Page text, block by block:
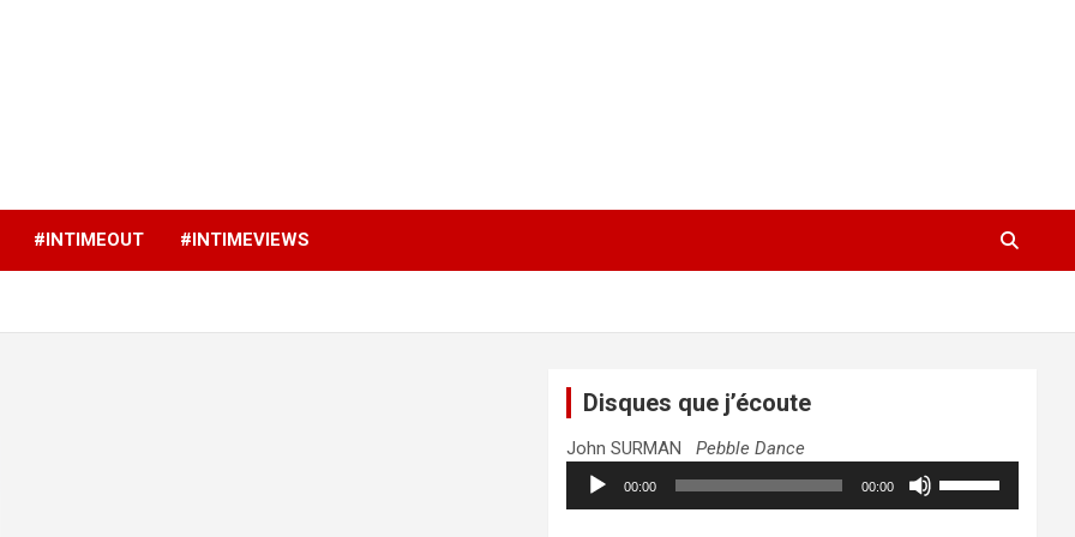
#INTIMEOUT #INTIMEVIEWS
Disques que j’écoute
John SURMANPebble Dance
Lecteur
audio
00:00 00:00